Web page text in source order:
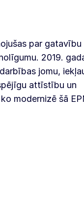
par gatavību
2019.
jomu,
attīstību un
modernizē šā